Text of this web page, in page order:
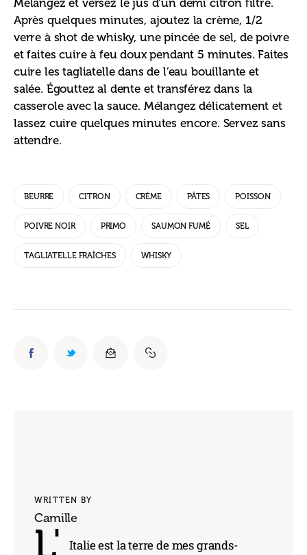
Mélangez et versez le jus d’un demi citron filtré.
Après quelques minutes, ajoutez la crème, 1/2
verre à shot de whisky, une pincée de sel, de poivre
et faites cuire à feu doux pendant 5 minutes. Faites
cuire les tagliatelle dans de l’eau bouillante et
salée. Égouttez al dente et transférez dans la
casserole avec la sauce. Mélangez délicatement et
lassez cuire quelques minutes encore. Servez sans
attendre.
BEURRE CITRON CRÈME PÂTES POISSON
POIVRE NOIR PRIMO SAUMON FUMÉ SEL
TAGLIATELLE FRAÎCHES WHISKY
WRITTEN BY
Camille
L'
Italie est la terre de mes grands-